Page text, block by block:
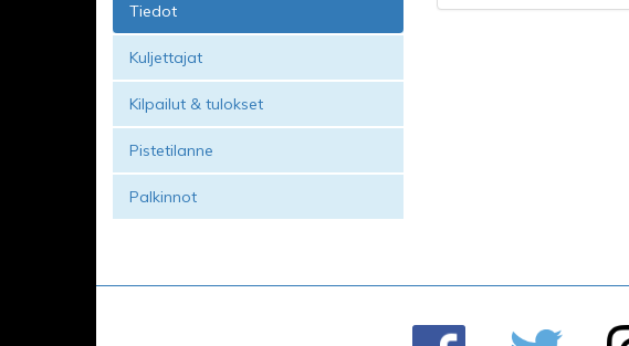
Tiedot
Kuljettajat
Kilpailut & tulokset
Pistetilanne
Palkinnot